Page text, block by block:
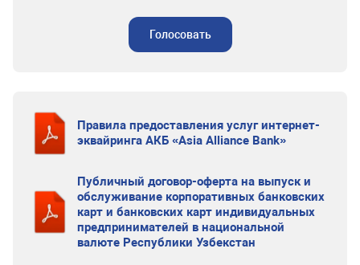
Голосовать
Правила предоставления услуг интернет-
эквайринга АКБ «Asia Alliance Bank»
Публичный договор-оферта на выпуск и
обслуживание корпоративных банковских
карт и банковских карт индивидуальных
предпринимателей в национальной
валюте Республики Узбекстан